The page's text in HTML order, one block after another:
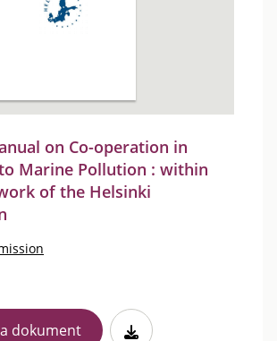
on Co-operation in
Marine Pollution : within
of the Helsinki
dokument